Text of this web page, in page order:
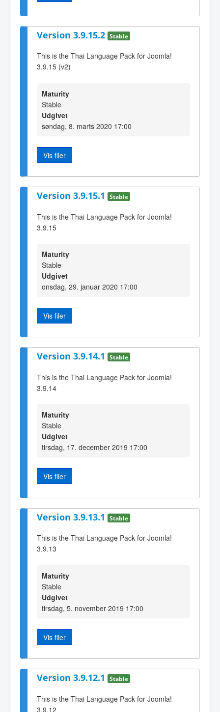
Version 3.9.15.2 Stable
This is the Thai Language Pack for Joomla!
3.9.15 (v2)
Maturity
Stable
Udgivet
søndag, 8. marts 2020 17:00
Vis filer
Version 3.9.15.1 Stable
This is the Thai Language Pack for Joomla!
3.9.15
Maturity
Stable
Udgivet
onsdag, 29. januar 2020 17:00
Vis filer
Version 3.9.14.1 Stable
This is the Thai Language Pack for Joomla!
3.9.14
Maturity
Stable
Udgivet
tirsdag, 17. december 2019 17:00
Vis filer
Version 3.9.13.1 Stable
This is the Thai Language Pack for Joomla!
3.9.13
Maturity
Stable
Udgivet
tirsdag, 5. november 2019 17:00
Vis filer
Version 3.9.12.1 Stable
This is the Thai Language Pack for Joomla!
3.9.12